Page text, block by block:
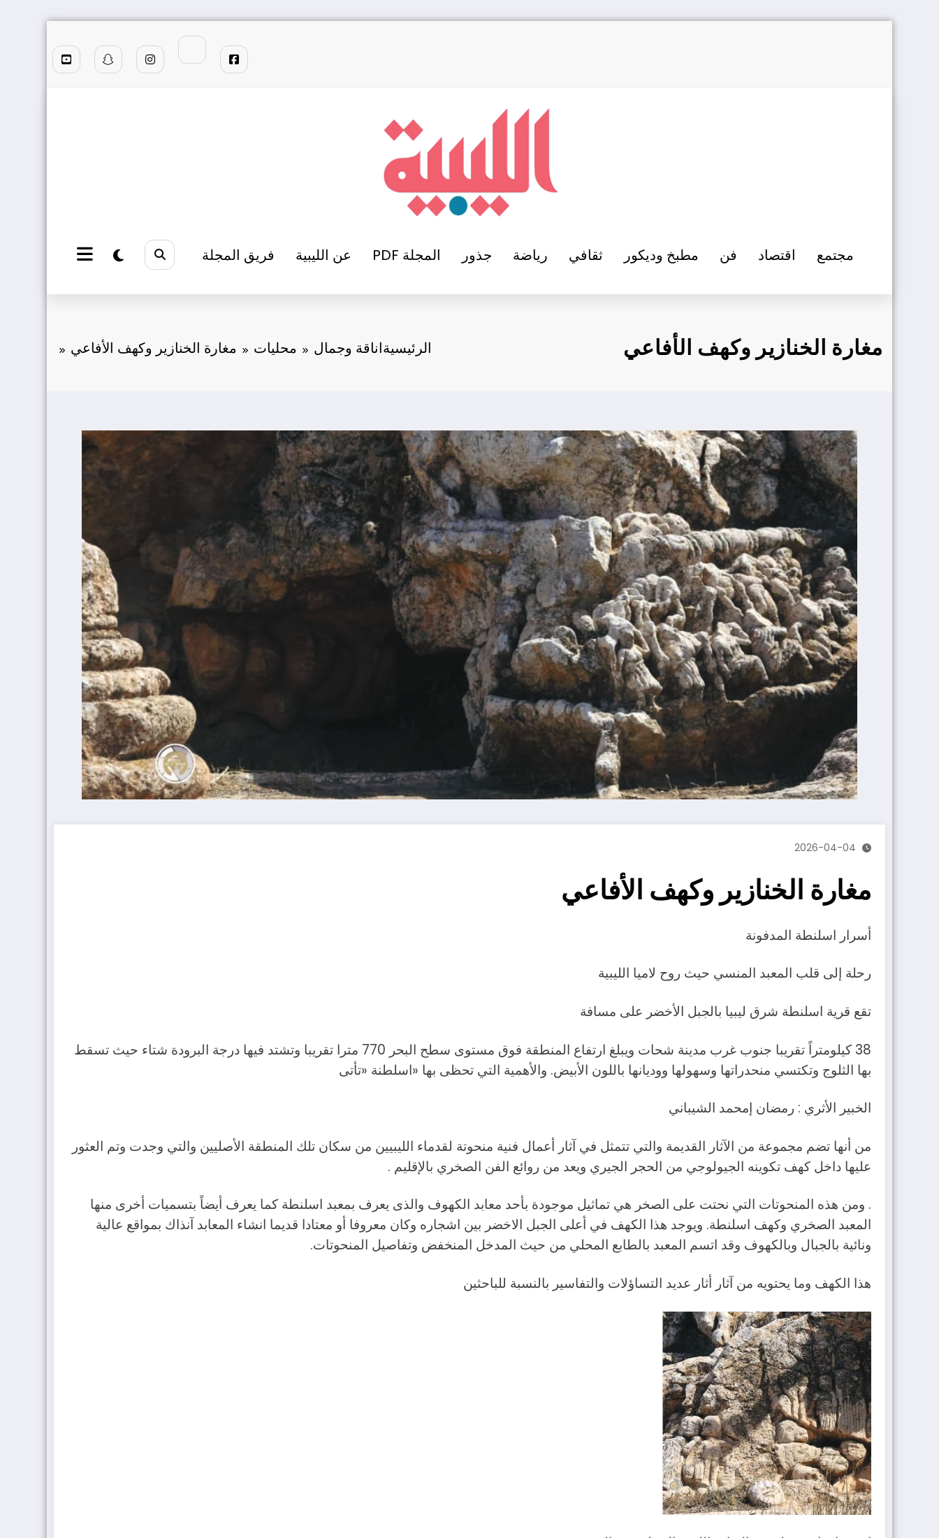
مجتمع اقتصاد فن مطبخ وديكور ثقافي رياضة جذور المجلة PDF عن الليبية فريق المجلة
مغارة الخنازير وكهف الأفاعي الرئيسيةاناقة وجمال محليات مغارة الخنازير وكهف الأفاعي
2026-04-04
مغارة الخنازير وكهف الأفاعي
أسرار اسلنطة المدفونة
رحلة إلى قلب المعبد المنسي حيث روح لاميا الليبية
تقع قرية اسلنطة شرق ليبيا بالجبل الأخضر على مسافة
38 كيلومتراً تقريبا جنوب غرب مدينة شحات ويبلغ ارتفاع المنطقة فوق مستوى سطح البحر 770 مترا تقريبا وتشتد فيها درجة البرودة شتاء حيث تسقط
بها الثلوج وتكتسي منحدراتها وسهولها ووديانها باللون الأبيض. والأهمية التي تحظى بها «اسلطنة «تأتى
الخبير الأثري : رمضان إمحمد الشيباني
من أنها تضم مجموعة من الآثار القديمة والتي تتمثل في آثار أعمال فنية منحوتة لقدماء الليبيين من سكان تلك المنطقة الأصليين والتي وجدت وتم العثور
عليها داخل كهف تكوينه الجيولوجي من الحجر الجيري ويعد من روائع الفن الصخري بالإقليم .
. ومن هذه المنحوتات التي نحتت على الصخر هي تماثيل موجودة بأحد معابد الكهوف والذى يعرف بمعبد اسلنطة كما يعرف أيضاً بتسميات أخرى منها
المعبد الصخري وكهف اسلنطة. ويوجد هذا الكهف في أعلى الجبل الاخضر بين اشجاره وكان معروفا أو معتادا قديما انشاء المعابد آنذاك بمواقع عالية
ونائية بالجبال وبالكهوف وقد اتسم المعبد بالطابع المحلي من حيث المدخل المنخفض وتفاصيل المنحوتات.
هذا الكهف وما يحتويه من آثار أثار عديد التساؤلات والتفاسير بالنسبة للباحثين